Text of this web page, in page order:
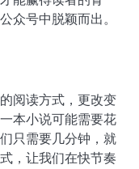
众号中脱颖而出。
阅读方式，更改变
本小说可能需要花
只需要几分钟，就
，让我们在快节奏